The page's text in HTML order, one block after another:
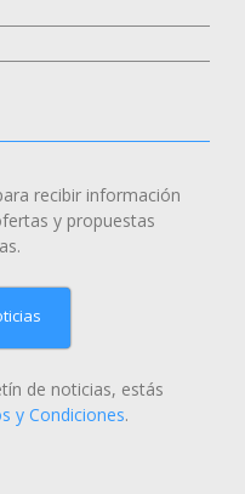
recibir información
y propuestas
de noticias, estás
y Condiciones.